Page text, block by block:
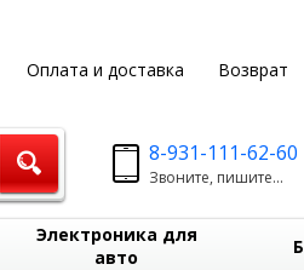
Оплата и доставка Возврат
8-931-111-62-60
Звоните, пишите...
Электроника для
авто